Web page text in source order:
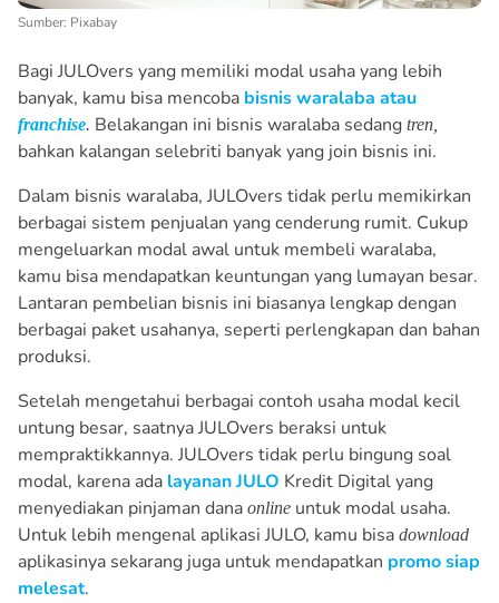
Sumber: Pixabay
Bagi JULOvers yang memiliki modal usaha yang lebih
banyak, kamu bisa mencoba bisnis waralaba atau
franchise. Belakangan ini bisnis waralaba sedang tren,
bahkan kalangan selebriti banyak yang join bisnis ini.
Dalam bisnis waralaba, JULOvers tidak perlu memikirkan
berbagai sistem penjualan yang cenderung rumit. Cukup
mengeluarkan modal awal untuk membeli waralaba,
kamu bisa mendapatkan keuntungan yang lumayan besar.
Lantaran pembelian bisnis ini biasanya lengkap dengan
berbagai paket usahanya, seperti perlengkapan dan bahan
produksi.
Setelah mengetahui berbagai contoh usaha modal kecil
untung besar, saatnya JULOvers beraksi untuk
mempraktikkannya. JULOvers tidak perlu bingung soal
modal, karena ada layanan JULO Kredit Digital yang
menyediakan pinjaman dana online untuk modal usaha.
Untuk lebih mengenal aplikasi JULO, kamu bisa download
aplikasinya sekarang juga untuk mendapatkan promo siap
melesat.